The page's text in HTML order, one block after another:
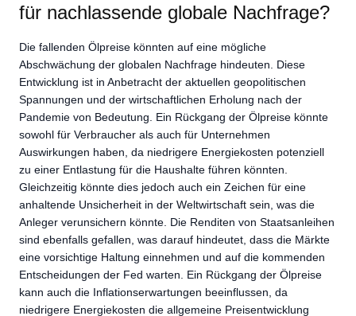
für nachlassende globale Nachfrage?
Die fallenden Ölpreise könnten auf eine mögliche
Abschwächung der globalen Nachfrage hindeuten. Diese
Entwicklung ist in Anbetracht der aktuellen geopolitischen
Spannungen und der wirtschaftlichen Erholung nach der
Pandemie von Bedeutung. Ein Rückgang der Ölpreise könnte
sowohl für Verbraucher als auch für Unternehmen
Auswirkungen haben, da niedrigere Energiekosten potenziell
zu einer Entlastung für die Haushalte führen könnten.
Gleichzeitig könnte dies jedoch auch ein Zeichen für eine
anhaltende Unsicherheit in der Weltwirtschaft sein, was die
Anleger verunsichern könnte. Die Renditen von Staatsanleihen
sind ebenfalls gefallen, was darauf hindeutet, dass die Märkte
eine vorsichtige Haltung einnehmen und auf die kommenden
Entscheidungen der Fed warten. Ein Rückgang der Ölpreise
kann auch die Inflationserwartungen beeinflussen, da
niedrigere Energiekosten die allgemeine Preisentwicklung